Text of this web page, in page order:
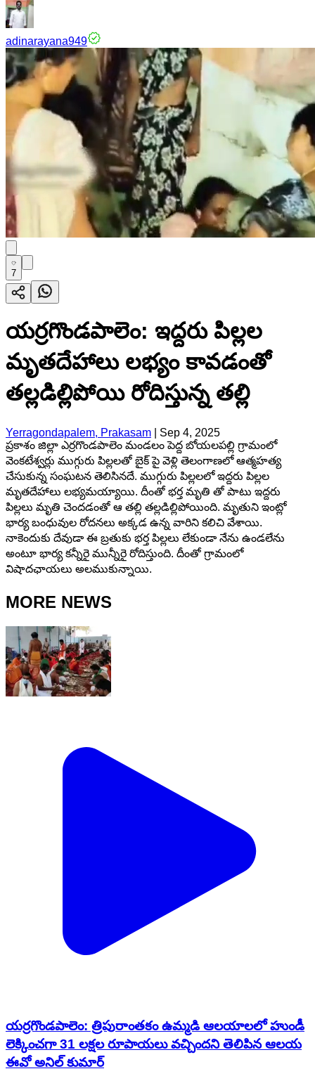
adinarayana949
7
యర్రగొండపాలెం: ఇద్దరు పిల్లల
మృతదేహాలు లభ్యం కావడంతో
తల్లడిల్లిపోయి రోదిస్తున్న తల్లి
Yerragondapalem, Prakasam
Sep 4, 2025
ప్రకాశం జిల్లా ఎర్రగొండపాలెం మండలం పెద్ద బోయలపల్లి గ్రామంలో
వెంకటేశ్వర్లు ముగ్గురు పిల్లలతో బైక్ పై వెళ్లి తెలంగాణలో ఆత్మహత్య
చేసుకున్న సంఘటన తెలిసినదే. ముగ్గురు పిల్లలలో ఇద్దరు పిల్లల
మృతదేహాలు లభ్యమయ్యాయి. దీంతో భర్త మృతి తో పాటు ఇద్దరు
పిల్లలు మృతి చెందడంతో ఆ తల్లి తల్లడిల్లిపోయింది. మృతుని ఇంట్లో
భార్య బంధువుల రోదనలు అక్కడ ఉన్న వారిని కలిచి వేశాయి.
నాకెందుకు దేవుడా ఈ బ్రతుకు భర్త పిల్లలు లేకుండా నేను ఉండలేను
అంటూ భార్య కన్నీరై మున్నీరై రోదిస్తుంది. దీంతో గ్రామంలో
విషాదఛాయలు అలముకున్నాయి.
MORE NEWS
యర్రగొండపాలెం: త్రిపురాంతకం ఉమ్మడి ఆలయాలలో హుండీ
లెక్కించగా 31 లక్షల రూపాయలు వచ్చిందని తెలిపిన ఆలయ
ఈవో అనిల్ కుమార్